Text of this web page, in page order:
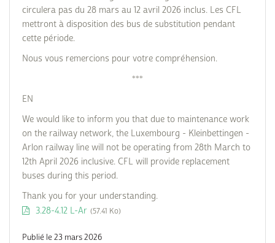
circulera pas du 28 mars au 12 avril 2026 inclus. Les CFL
mettront à disposition des bus de substitution pendant
cette période.
Nous vous remercions pour votre compréhension.
***
EN
We would like to inform you that due to maintenance work
on the railway network, the Luxembourg - Kleinbettingen -
Arlon railway line will not be operating from 28th March to
12th April 2026 inclusive. CFL will provide replacement
buses during this period.
Thank you for your understanding.
3.28-4.12 L-Ar (57.41 Ko)
Publié le 23 mars 2026